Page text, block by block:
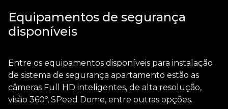
Equipamentos de segurança
disponíveis
Entre os equipamentos disponíveis para instalação
de sistema de segurança apartamento estão as
câmeras Full HD inteligentes, de alta resolução,
visão 360º, SPeed Dome, entre outras opções.